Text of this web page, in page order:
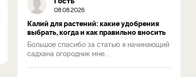
08.08.2026
Калий для растений: какие удобрения
выбрать, когда и как правильно вносить
Большое спасибо за статью я начинающий
садхана огородник мне...